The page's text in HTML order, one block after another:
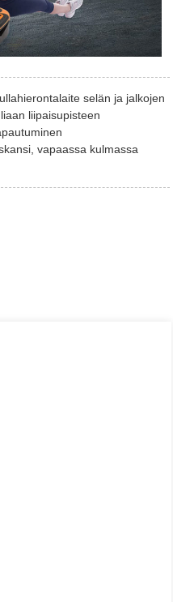
selän ja jalkojen
liipaisupisteen
vapaassa kulmassa